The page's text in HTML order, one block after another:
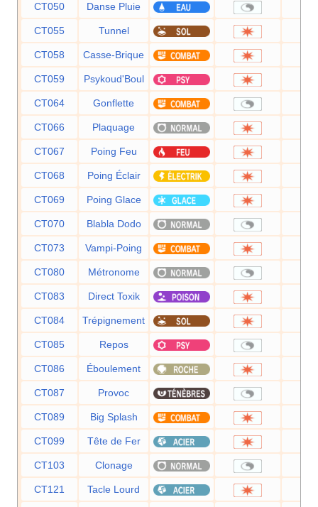
CT050 Danse Pluie
CT055 Tunnel
CT058 Casse-Brique
CT059 Psykoud'Boul
CT064 Gonflette
CT066 Plaquage
CT067 Poing Feu
CT068 Poing Éclair
CT069 Poing Glace
CT070 Blabla Dodo
CT073 Vampi-Poing
CT080 Métronome
CT083 Direct Toxik
CT084 Trépignement
CT085 Repos
CT086 Éboulement
CT087 Provoc
CT089 Big Splash
CT099 Tête de Fer
CT103 Clonage
CT121 Tacle Lourd